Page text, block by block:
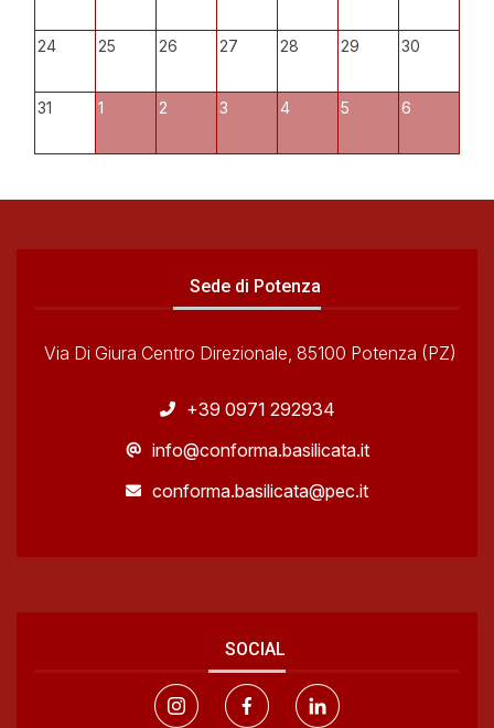
24 25 26 27 28 29 30
31 1 2 3 4 5 6
Sede di Potenza
Via Di Giura Centro Direzionale, 85100 Potenza (PZ)
+39 0971 292934
info@conforma.basilicata.it
conforma.basilicata@pec.it
SOCIAL